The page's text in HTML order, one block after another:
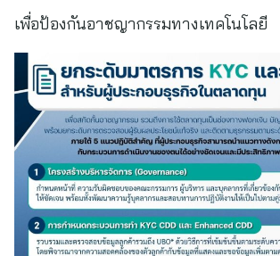
เพื่อป้องกันอาชญากรรมทางเทคโนโลยี